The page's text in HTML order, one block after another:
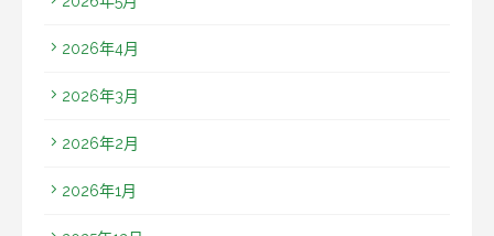
2026年4月
2026年3月
2026年2月
2026年1月